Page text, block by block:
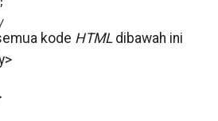
kode HTML dibawah ini